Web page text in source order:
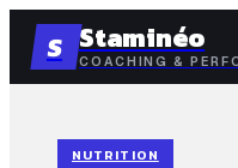
S Staminéo
COACHING &
NUTRITION